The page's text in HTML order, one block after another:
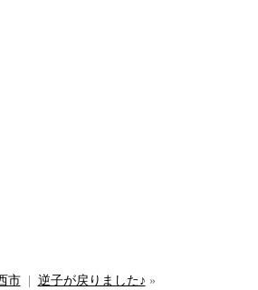
市| 逆子が戻りました♪ »